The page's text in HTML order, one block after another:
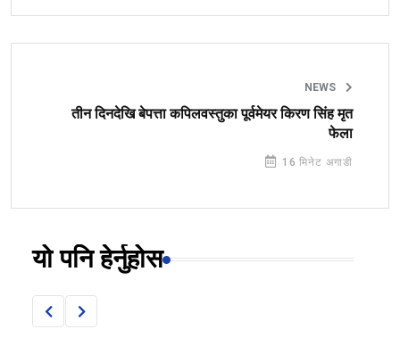
NEWS
तीन दिनदेखि बेपत्ता कपिलवस्तुका पूर्वमेयर किरण सिंह मृत
फेला
16 मिनेट अगाडी
यो पनि हेर्नुहोस